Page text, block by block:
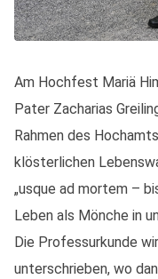
Am Hochfest Mariä
Pater Zacharias
Rahmen des
klösterlichen
„usque ad mortem –
Leben als Mönche in
Die Professurkunde
unterschrieben, wo